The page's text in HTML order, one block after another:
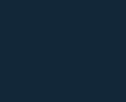
аккорды для